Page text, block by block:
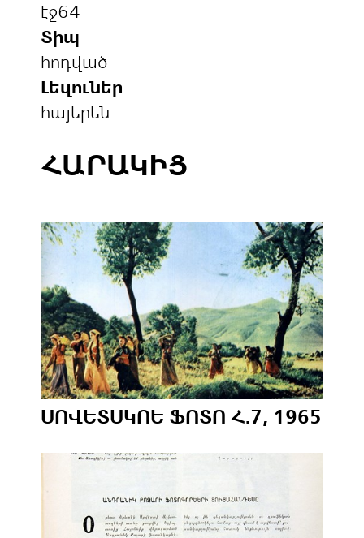
էջ64
Տիպ
հոդված
Լեզուներ
հայերեն
ՀԱՐԱԿԻՑ
ՍՈՎԵՏՍԿՈԵ ՖՈՏՈ Հ.7, 1965